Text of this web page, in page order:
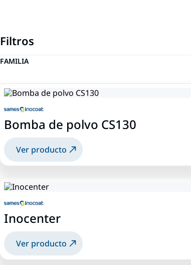
Filtros
FAMILIA
Bomba de polvo CS130
Ver producto
Inocenter
Ver producto